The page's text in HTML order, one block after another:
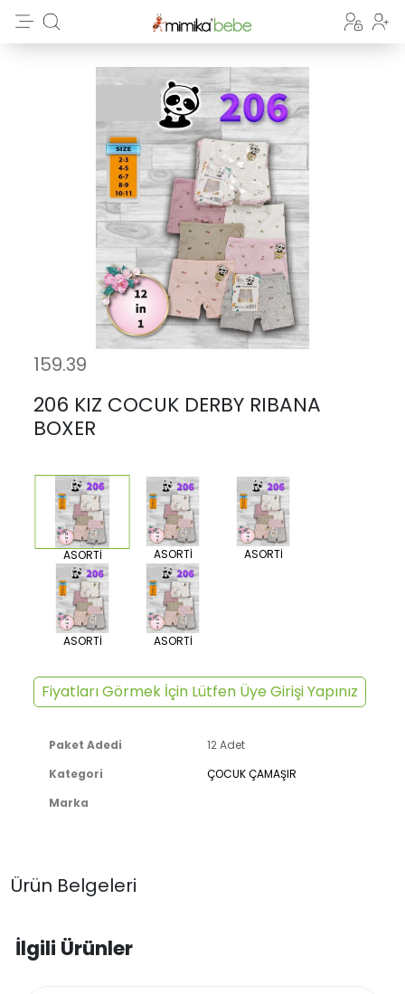
159.39
206 KIZ COCUK DERBY RIBANA
BOXER
ASORTİ ASORTİ ASORTİ
ASORTİ ASORTİ
Fiyatları Görmek İçin Lütfen Üye Girişi Yapınız
Paket Adedi
12 Adet
Kategori
ÇOCUK ÇAMAŞIR
Marka
Ürün Belgeleri
İlgili Ürünler